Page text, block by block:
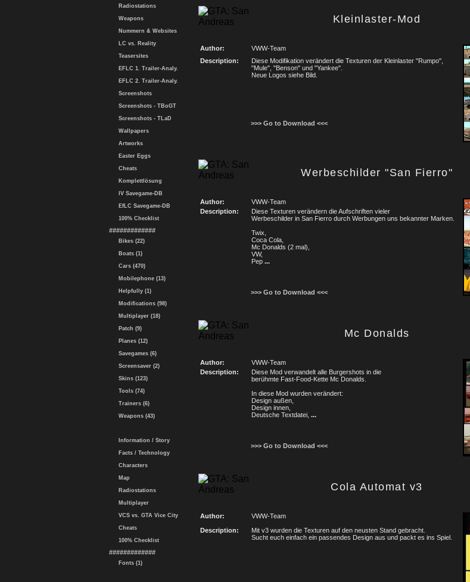
Radiostations
Weapons
Nummern & Websites
LC vs. Reality
Teasersites
EFLC 1. Trailer-Analy.
EFLC 2. Trailer-Analy.
Screenshots
Screenshots - TBoGT
Screenshots - TLaD
Wallpapers
Artworks
Easter Eggs
Cheats
Komplettlösung
IV Savegame-DB
EfLC Savegame-DB
100% Checklist
#############
Bikes (22)
Boats (1)
Cars (470)
Mobilephone (13)
Helpfully (1)
Modifications (98)
Multiplayer (18)
Patch (9)
Planes (12)
Savegames (6)
Screensaver (2)
Skins (123)
Tools (74)
Trainers (6)
Weapons (43)
Information / Story
Facts / Technology
Characters
Map
Radiostations
Multiplayer
VCS vs. GTA Vice City
Cheats
100% Checklist
#############
Fonts (1)
Kleinlaster-Mod
Author:
VWW-Team
Description:
Diese Modifikation verändert die Texturen der Kleinlaster "Rumpo",
"Mule", "Benson" und "Yankee".
Neue Logos siehe Bild.
>>> Go to Download <<<
Werbeschilder "San Fierro"
Author:
VWW-Team
Description:
Diese Texturen verändern die Aufschriften vieler
Werbeschilder in San Fierro durch Werbungen uns bekannter Marken.
Twix,
Coca Cola,
Mc Donalds (2 mal),
VW,
Pep ...
>>> Go to Download <<<
Mc Donalds
Author:
VWW-Team
Description:
Diese Mod verwandelt alle Burgershots in die
berühmte Fast-Food-Kette Mc Donalds.
In diese Mod wurden verändert:
Design außen,
Design innen,
Deutsche Textdatei, ...
>>> Go to Download <<<
Cola Automat v3
Author:
VWW-Team
Description:
Mit v3 wurden die Texturen auf den neusten Stand gebracht.
Sucht euch einfach ein passendes Design aus und packt es ins Spiel.